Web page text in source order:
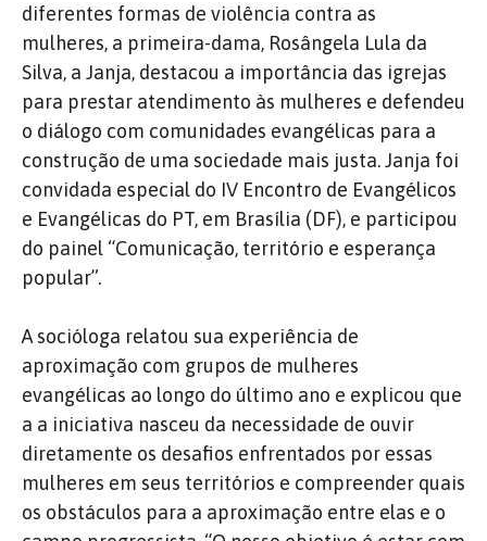
diferentes formas de violência contra as
mulheres, a primeira-dama, Rosângela Lula da
Silva, a Janja, destacou a importância das igrejas
para prestar atendimento às mulheres e defendeu
o diálogo com comunidades evangélicas para a
construção de uma sociedade mais justa. Janja foi
convidada especial do IV Encontro de Evangélicos
e Evangélicas do PT, em Brasília (DF), e participou
do painel “Comunicação, território e esperança
popular”.
A socióloga relatou sua experiência de
aproximação com grupos de mulheres
evangélicas ao longo do último ano e explicou que
a a iniciativa nasceu da necessidade de ouvir
diretamente os desafios enfrentados por essas
mulheres em seus territórios e compreender quais
os obstáculos para a aproximação entre elas e o